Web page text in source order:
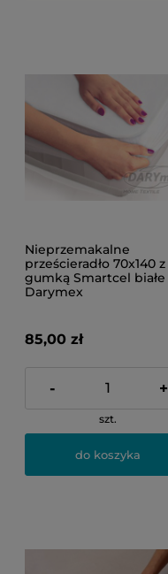
Nieprzemakalne
prześcieradło 70x140 z
gumką Smartcel białe
Darymex
85,00 zł
- +
szt.
do koszyka